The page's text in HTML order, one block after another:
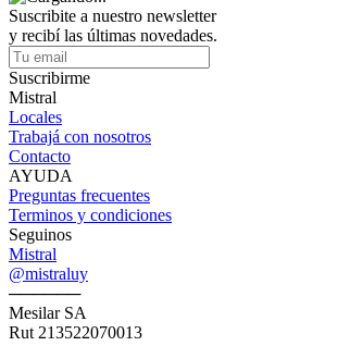
Suscribite a nuestro newsletter
y recibí las últimas novedades.
Suscribirme
Mistral
Locales
Trabajá con nosotros
Contacto
AYUDA
Preguntas frecuentes
Terminos y condiciones
Seguinos
Mistral
@mistraluy
──────
Mesilar SA
Rut 213522070013